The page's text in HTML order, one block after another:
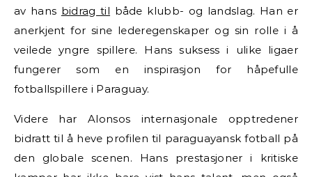
av hans bidrag til både klubb- og landslag. Han er
anerkjent for sine lederegenskaper og sin rolle i å
veilede yngre spillere. Hans suksess i ulike ligaer
fungerer som en inspirasjon for håpefulle
fotballspillere i Paraguay.
Videre har Alonsos internasjonale opptredener
bidratt til å heve profilen til paraguayansk fotball på
den globale scenen. Hans prestasjoner i kritiske